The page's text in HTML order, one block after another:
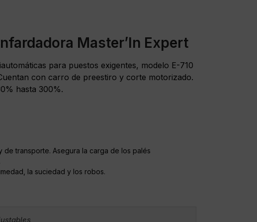
Master’In Expert
para puestos exigentes, modelo E-710
con carro de preestiro y corte motorizado.
hasta 300%.
de transporte. Asegura la carga de los palés
la suciedad y los robos.